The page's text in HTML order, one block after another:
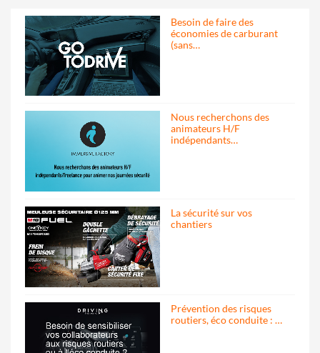
Besoin de faire des
économies de carburant
(sans…
Nous recherchons des
animateurs H/F
indépendants…
La sécurité sur vos
chantiers
Prévention des risques
routiers, éco conduite : …